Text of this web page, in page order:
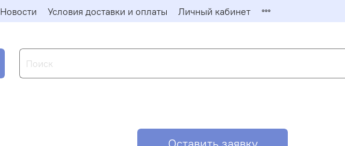
Новости Условия доставки и оплаты Личный кабинет